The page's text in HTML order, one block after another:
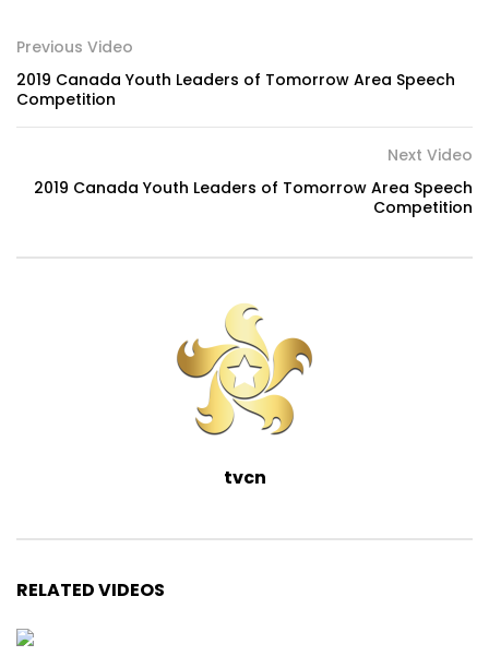
Previous Video
2019 Canada Youth Leaders of Tomorrow Area Speech
Competition
Next Video
2019 Canada Youth Leaders of Tomorrow Area Speech
Competition
tvcn
RELATED VIDEOS